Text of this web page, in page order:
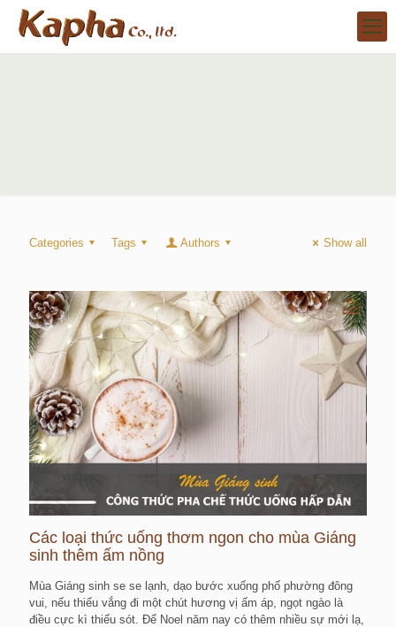
Categories Tags Authors Show all
Các loại thức uống thơm ngon cho mùa Giáng
sinh thêm ấm nồng
Mùa Giáng sinh se se lạnh, dạo bước xuống phố phường đông
vui, nếu thiếu vắng đi một chút hương vị ấm áp, ngọt ngào là
điều cực kì thiếu sót. Để Noel năm nay có thêm nhiều sự mới lạ,